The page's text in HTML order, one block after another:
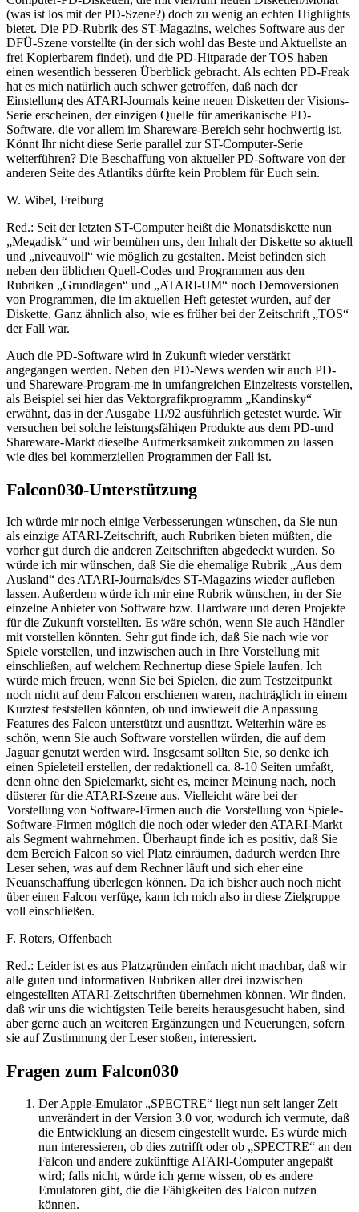
(was ist los mit der PD-Szene?) doch zu wenig an echten Highlights
bietet. Die PD-Rubrik des ST-Magazins, welches Software aus der
DFÜ-Szene vorstellte (in der sich wohl das Beste und Aktuellste an
frei Kopierbarem findet), und die PD-Hitparade der TOS haben
einen wesentlich besseren Überblick gebracht. Als echten PD-Freak
hat es mich natürlich auch schwer getroffen, daß nach der
Einstellung des ATARI-Journals keine neuen Disketten der Visions-
Serie erscheinen, der einzigen Quelle für amerikanische PD-
Software, die vor allem im Shareware-Bereich sehr hochwertig ist.
Könnt Ihr nicht diese Serie parallel zur ST-Computer-Serie
weiterführen? Die Beschaffung von aktueller PD-Software von der
anderen Seite des Atlantiks dürfte kein Problem für Euch sein.
W. Wibel, Freiburg
Red.: Seit der letzten ST-Computer heißt die Monatsdiskette nun
„Megadisk“ und wir bemühen uns, den Inhalt der Diskette so aktuell
und „niveauvoll“ wie möglich zu gestalten. Meist befinden sich
neben den üblichen Quell-Codes und Programmen aus den
Rubriken „Grundlagen“ und „ATARI-UM“ noch Demoversionen
von Programmen, die im aktuellen Heft getestet wurden, auf der
Diskette. Ganz ähnlich also, wie es früher bei der Zeitschrift „TOS“
der Fall war.
Auch die PD-Software wird in Zukunft wieder verstärkt
angegangen werden. Neben den PD-News werden wir auch PD-
und Shareware-Program-me in umfangreichen Einzeltests vorstellen,
als Beispiel sei hier das Vektorgrafikprogramm „Kandinsky“
erwähnt, das in der Ausgabe 11/92 ausführlich getestet wurde. Wir
versuchen bei solche leistungsfähigen Produkte aus dem PD-und
Shareware-Markt dieselbe Aufmerksamkeit zukommen zu lassen
wie dies bei kommerziellen Programmen der Fall ist.
Falcon030-Unterstützung
Ich würde mir noch einige Verbesserungen wünschen, da Sie nun
als einzige ATARI-Zeitschrift, auch Rubriken bieten müßten, die
vorher gut durch die anderen Zeitschriften abgedeckt wurden. So
würde ich mir wünschen, daß Sie die ehemalige Rubrik „Aus dem
Ausland“ des ATARI-Journals/des ST-Magazins wieder aufleben
lassen. Außerdem würde ich mir eine Rubrik wünschen, in der Sie
einzelne Anbieter von Software bzw. Hardware und deren Projekte
für die Zukunft vorstellten. Es wäre schön, wenn Sie auch Händler
mit vorstellen könnten. Sehr gut finde ich, daß Sie nach wie vor
Spiele vorstellen, und inzwischen auch in Ihre Vorstellung mit
einschließen, auf welchem Rechnertup diese Spiele laufen. Ich
würde mich freuen, wenn Sie bei Spielen, die zum Testzeitpunkt
noch nicht auf dem Falcon erschienen waren, nachträglich in einem
Kurztest feststellen könnten, ob und inwieweit die Anpassung
Features des Falcon unterstützt und ausnützt. Weiterhin wäre es
schön, wenn Sie auch Software vorstellen würden, die auf dem
Jaguar genutzt werden wird. Insgesamt sollten Sie, so denke ich
einen Spieleteil erstellen, der redaktionell ca. 8-10 Seiten umfaßt,
denn ohne den Spielemarkt, sieht es, meiner Meinung nach, noch
düsterer für die ATARI-Szene aus. Vielleicht wäre bei der
Vorstellung von Software-Firmen auch die Vorstellung von Spiele-
Software-Firmen möglich die noch oder wieder den ATARI-Markt
als Segment wahrnehmen. Überhaupt finde ich es positiv, daß Sie
dem Bereich Falcon so viel Platz einräumen, dadurch werden Ihre
Leser sehen, was auf dem Rechner läuft und sich eher eine
Neuanschaffung überlegen können. Da ich bisher auch noch nicht
über einen Falcon verfüge, kann ich mich also in diese Zielgruppe
voll einschließen.
F. Roters, Offenbach
Red.: Leider ist es aus Platzgründen einfach nicht machbar, daß wir
alle guten und informativen Rubriken aller drei inzwischen
eingestellten ATARI-Zeitschriften übernehmen können. Wir finden,
daß wir uns die wichtigsten Teile bereits herausgesucht haben, sind
aber gerne auch an weiteren Ergänzungen und Neuerungen, sofern
sie auf Zustimmung der Leser stoßen, interessiert.
Fragen zum Falcon030
Der Apple-Emulator „SPECTRE“ liegt nun seit langer Zeit
unverändert in der Version 3.0 vor, wodurch ich vermute, daß
die Entwicklung an diesem eingestellt wurde. Es würde mich
nun interessieren, ob dies zutrifft oder ob „SPECTRE“ an den
Falcon und andere zukünftige ATARI-Computer angepaßt
wird; falls nicht, würde ich gerne wissen, ob es andere
Emulatoren gibt, die die Fähigkeiten des Falcon nutzen
können.